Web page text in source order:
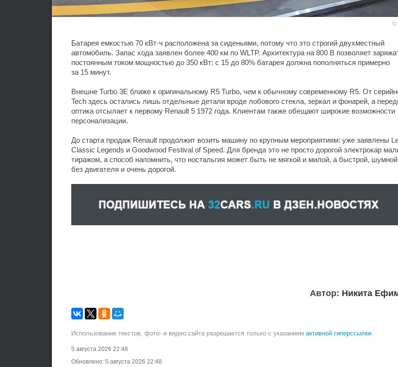
Батарея емкостью 70 кВт·ч расположена за сиденьями, потому что это строгий двухместный
автомобиль. Запас хода заявлен более 400 км по WLTP. Архитектура на 800 В позволяет
постоянным током мощностью до 350 кВт: с 15 до 80% батарея должна пополняться примерно
за 15 минут.
Внешне Turbo 3E ближе к оригинальному R5 Turbo, чем к обычному современному R5. От
Tech здесь остались лишь отдельные детали вроде лобового стекла, зеркал и фонарей, а
оптика отсылает к первому Renault 5 1972 года. Клиентам также обещают широкие возможности
персонализации.
До старта продаж Renault продолжит возить машину по крупным мероприятиям: уже заявлены
Classic Legends и Goodwood Festival of Speed. Для бренда это не просто дорогой электрокар
тиражом, а способ напомнить, что ностальгия может быть не мягкой и милой, а быстрой,
без двигателя и очень дорогой.
Автор: Никита
Использование текстов, фото- и видео сайта разрешается только с указанием активной гиперссылки.
5 августа 2026 22:48
Обновлено: 5 августа 2026 22:48